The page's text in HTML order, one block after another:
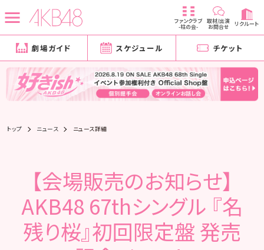
ファンクラブ
-柱の会-
取材/出演
お問合せ リクルート
劇場ガイド スケジュール チケット
トップ ニュース ニュース詳細
【会場販売のお知らせ】
AKB48 67thシングル 『名
残り桜』初回限定盤 発売